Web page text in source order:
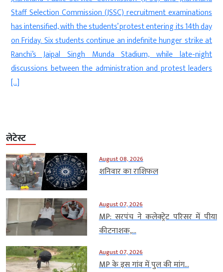
Staff Selection Commission (JSSC) recruitment examinations
has intensified, with the students’ protest entering its 14th day
on Friday. Six students continue an indefinite hunger strike at
Ranchi’s Jaipal Singh Munda Stadium, while late-night
discussions between the administration and protest leaders
[…]
लेटेस्ट
August 08, 2026
शनिवार का राशिफल
August 07, 2026
MP: सरपंच ने कलेक्ट्रेट परिसर में पीया
कीटनाशक,...
August 07, 2026
MP के इस गांव में पुल की मांग...